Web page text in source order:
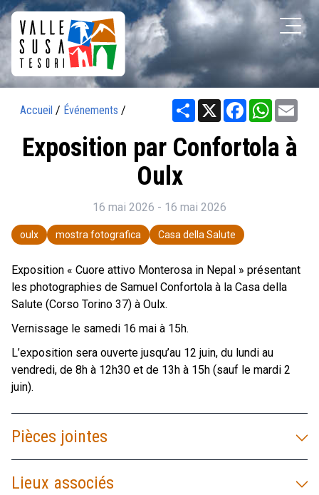
Accueil / Événements / Share X Facebook
Exposition par Confortola à
Oulx
16 mai 2026 - 16 mai 2026
oulx mostra fotografica Casa della Salute
Exposition « Cuore attivo Monterosa in Nepal » présentant
les photographies de Samuel Confortola à la Casa della
Salute (Corso Torino 37) à Oulx.
Vernissage le samedi 16 mai à 15h.
L’exposition sera ouverte jusqu’au 12 juin, du lundi au
vendredi, de 8h à 12h30 et de 13h à 15h (sauf le mardi 2
juin).
Pièces jointes
Lieux associés